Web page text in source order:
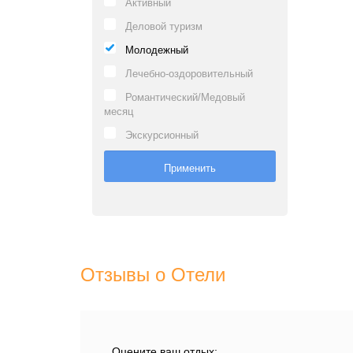
Активный
Деловой туризм
Молодежный
Лечебно-оздоровительный
Романтический/Медовый
месяц
Экскурсионный
Отзывы о Отели